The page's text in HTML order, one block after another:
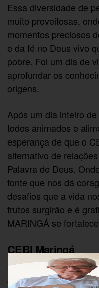
Essa diversidade de
muito proveitosas,
momentos preciosos
e da fé no Deus vivo
pobre. Foi um dia de
aprofundar os
origens.
Após um dia inteiro
todos animados e
esperança de que o
alternativo de
Palavra de Deus.
fonte que nos dá
desafios que a vida
frutos surgirão e é
MARINGÁ se
CEBI Maringá
O CEBI Maringá
com muito